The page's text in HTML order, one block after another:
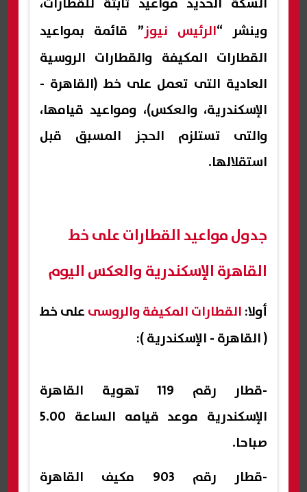
وينشر “الرئيس نيوز” قائمة بمواعيد
القطارات المكيفة والقطارات الروسية
العادية التى تعمل على خط (القاهرة -
الإسكندرية، والعكس)، ومواعيد قيامها،
والتى تستلزم الحجز المسبق قبل
استقلالها.
جدول مواعيد القطارات على خط
القاهرة الإسكندرية والعكس اليوم
أولا:القطارات المكيفة والروسىعلى خط
( القاهرة - الإسكندرية ):
-قطار رقم 119 تهوية القاهرة
الإسكندرية موعد قيامه الساعة 5.00
صباحا.
-قطار رقم 903 مكيف القاهرة